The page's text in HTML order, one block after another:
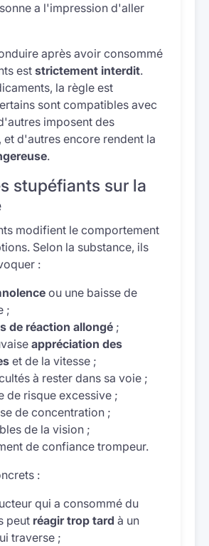
a l'impression d'aller
après avoir consommé
est strictement interdit.
la règle est
sont compatibles avec
imposent des
, et d'autres encore rendent la
.
stupéfiants sur la
modifient le comportement
Selon la substance, ils
:
ou une baisse de
;
de réaction allongé ;
appréciation des
et de la vitesse ;
à rester dans sa voie ;
de risque excessive ;
de concentration ;
de la vision ;
de confiance trompeur.
:
qui a consommé du
peut réagir trop tard à un
traverse ;